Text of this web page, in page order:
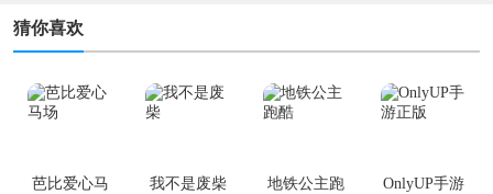
猜你喜欢
芭比爱心马
我不是废柴
地铁公主跑
OnlyUP手游